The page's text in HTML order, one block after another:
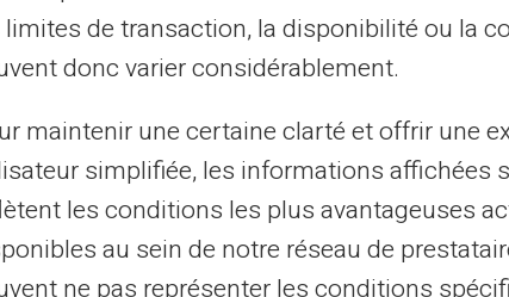
Code source ouvert, respect strict de
l'historique, bibliothèque d'extensions
Technologie SmartScreen (détection
sites malveillants et phishing), s'appuie
sur la sandbox, blocage actif des
traqueurs.
limites de transaction, la disponibilité ou la
donc varier considérablement.
maintenir une certaine clarté et offrir une
simplifiée, les informations affichées
les conditions les plus avantageuses
au sein de notre réseau de
ne pas représenter les conditions